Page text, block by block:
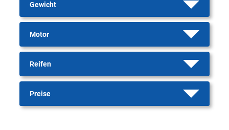
Gewicht
Motor
Reifen
Preise